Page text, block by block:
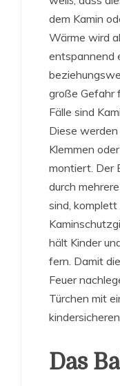
dem Kamin
Wärme wird
entspannend
große Gefahr
Fälle sind
Diese
Klemmen
montiert. Der
durch
sind,
hält Kinder
fern. Damit
Feuer
Türchen mit
Das